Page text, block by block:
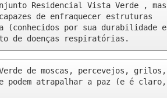
Residencial Vista Verde , mas
de enfraquecer estruturas
(conhecidos por sua durabilidade e
de doenças respiratórias.
de moscas, percevejos, grilos,
podem atrapalhar a paz (e é claro,